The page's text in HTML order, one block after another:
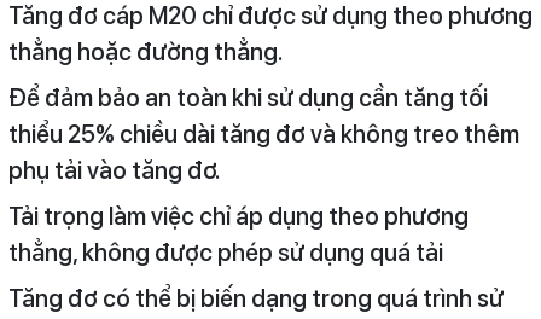
Tăng đơ cáp M20 chỉ được sử dụng theo phương
thẳng hoặc đường thẳng.
Để đảm bảo an toàn khi sử dụng cần tăng tối
thiểu 25% chiều dài tăng đơ và không treo thêm
phụ tải vào tăng đơ.
Tải trọng làm việc chỉ áp dụng theo phương
thẳng, không được phép sử dụng quá tải
Tăng đơ có thể bị biến dạng trong quá trình sử